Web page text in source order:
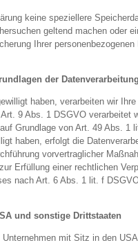
keine speziellere
geltend machen oder
Ihrer
der
haben, verarbeiten wir
9 Abs. 1 DSGVO
Grundlage von Art. 49 Abs.
haben, erfolgt die
vorvertraglicher
Erfüllung einer rechtlichen
nach Art. 6 Abs. 1 lit. f
und sonstige Drittstaaten
mit Sitz in den